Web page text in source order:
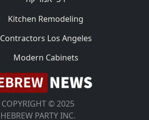
Kitchen Remodeling
Contractors Los Angeles
Modern Cabinets
COPYRIGHT © 2025
HEBREW PARTY INC.